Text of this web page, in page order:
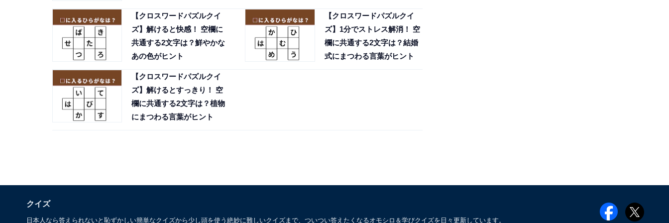
【クロスワードパズルクイ
ズ】解けると快感！ 空欄に
共通する2文字は？鮮やかな
あの色がヒント
【クロスワードパズルクイ
ズ】1分でストレス解消！ 空
欄に共通する2文字は？結婚
式にまつわる言葉がヒント
【クロスワードパズルクイ
ズ】解けるとすっきり！ 空
欄に共通する2文字は？植物
にまつわる言葉がヒント
クイズ
日本人なら答えられないと恥ずかしい簡単なクイズから少し頭を使う絶妙に難しいクイズまで、ついつい答えたくなるオモシロ＆学びクイズを日々更新しています。